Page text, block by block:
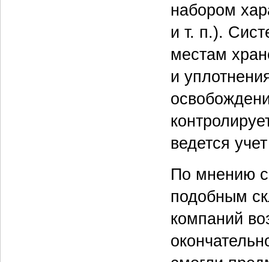
набором
и т. п.).
местам
и
ведется
По мнению
подобным
компаний